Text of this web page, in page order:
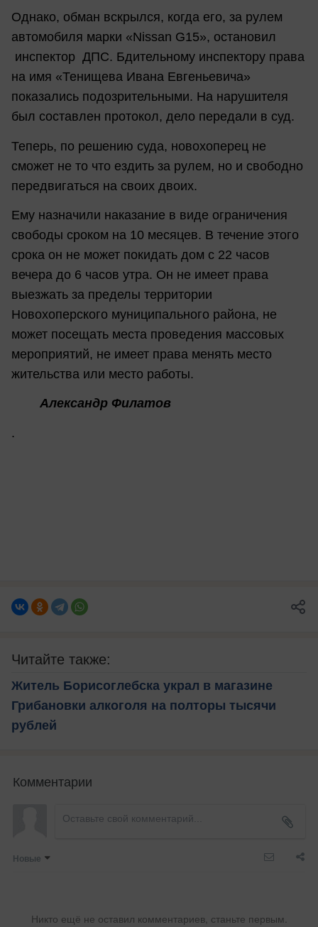
Однако, обман вскрылся, когда его, за рулем
автомобиля марки «Nissan G15», остановил
инспектор ДПС. Бдительному инспектору права
на имя «Тенищева Ивана Евгеньевича»
показались подозрительными. На нарушителя
был составлен протокол, дело передали в суд.
Теперь, по решению суда, новохоперец не
сможет не то что ездить за рулем, но и свободно
передвигаться на своих двоих.
Ему назначили наказание в виде ограничения
свободы сроком на 10 месяцев. В течение этого
срока он не может покидать дом с 22 часов
вечера до 6 часов утра. Он не имеет права
выезжать за пределы территории
Новохоперского муниципального района, не
может посещать места проведения массовых
мероприятий, не имеет права менять место
жительства или место работы.
Александр Филатов
.
Читайте также:
Житель Борисоглебска украл в магазине
Грибановки алкоголя на полторы тысячи
рублей
Комментарии
Новые
Никто ещё не оставил комментариев, станьте первым.